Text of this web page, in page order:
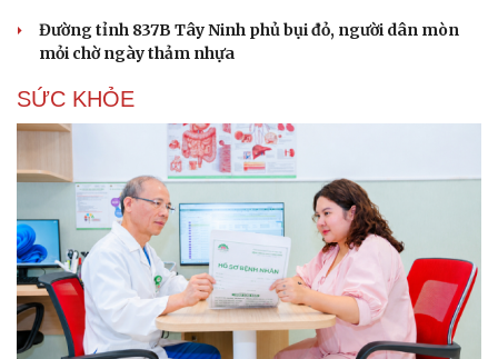
Tư vấn
Săn Tour
Đọc truyện đêm khuya
Cửa sổ tình yêu
Hạt giống tâm hồn
Đường tỉnh 837B Tây Ninh phủ bụi đỏ, người dân mòn
mỏi chờ ngày thảm nhựa
SỨC KHỎE